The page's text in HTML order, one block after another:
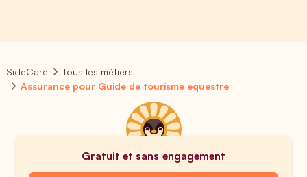
SideCare
Tous les métiers
Assurance pour Guide de tourisme équestre
Gratuit et sans engagement